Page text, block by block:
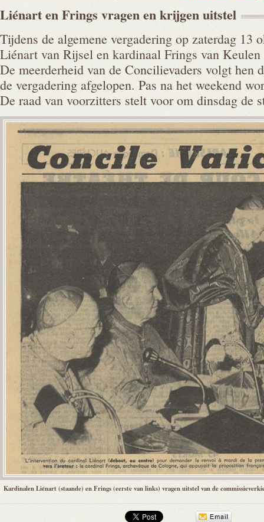
Liénart en Frings vragen en krijgenuitstel
Tijdens de algemene vergadering op zaterdag 13
Liénart van Rijsel en kardinaal Frings van
De meerderheid van de Concilievaders volgt hen
de vergadering afgelopen. Pas na het weekend
De raad van voorzitters stelt voor om dinsdag de
Kardinalen Liénart (staande) en Frings (eerste van links) vragen uitstel van de